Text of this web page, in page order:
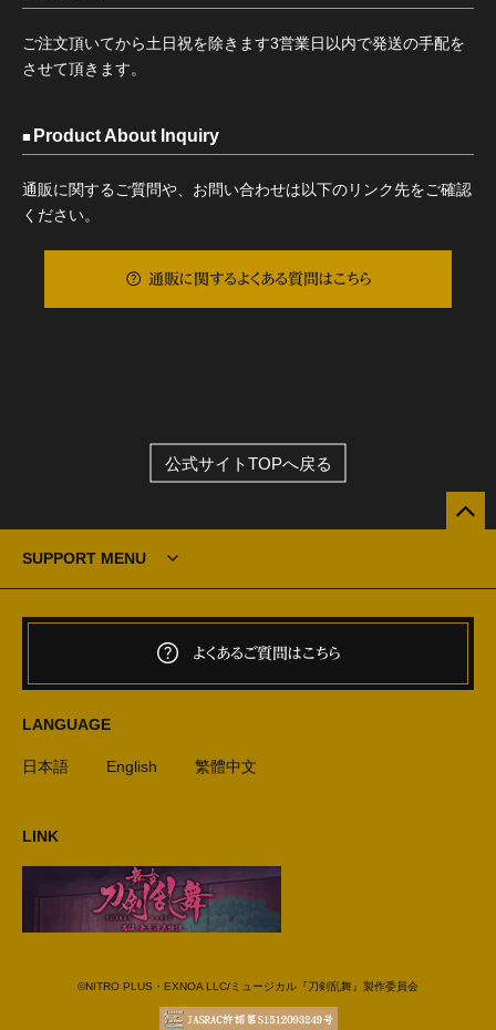
ご注文頂いてから土日祝を除きます3営業日以内で発送の手配を
させて頂きます。
Product About Inquiry
通販に関するご質問や、お問い合わせは以下のリンク先をご確認
ください。
通販に関するよくある質問はこちら
公式サイトTOPへ戻る
SUPPORT MENU
よくあるご質問はこちら
LANGUAGE
日本語 English 繁體中文
LINK
©NITRO PLUS・EXNOA LLC/ミュージカル『刀剣乱舞』製作委員会